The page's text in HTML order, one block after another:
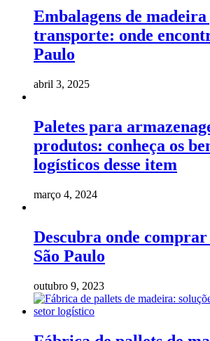
Embalagens de
transporte: onde
Paulo
abril 3, 2025
Paletes para
produtos: conheça os
logísticos desse item
março 4, 2024
Descubra onde
São Paulo
outubro 9, 2023